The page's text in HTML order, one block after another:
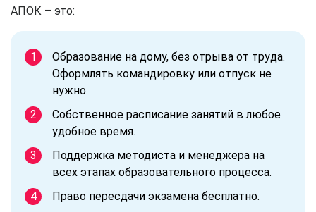
АПОК – это:
Образование на дому, без отрыва от труда.
Оформлять командировку или отпуск не
нужно.
Собственное расписание занятий в любое
удобное время.
Поддержка методиста и менеджера на
всех этапах образовательного процесса.
Право пересдачи экзамена бесплатно.